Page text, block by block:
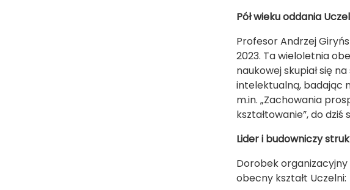
Pół wieku oddania
Profesor Andrzej
2023. Ta wieloletnia
naukowej skupiał się
intelektualną, badając
m.in. „Zachowania
kształtowanie”, do
Lider i budowniczy
Dorobek
obecny kształt Uczelni: